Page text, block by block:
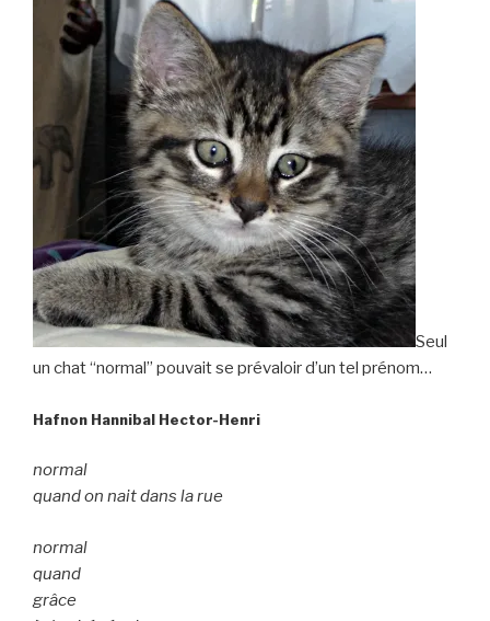
Seul
un chat “normal” pouvait se prévaloir d’un tel prénom…
Hafnon Hannibal Hector-Henri
normal
quand on nait dans la rue
normal
quand
grâce